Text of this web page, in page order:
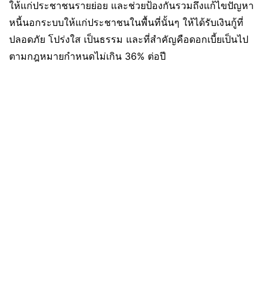
ให้แก่ประชาชนรายย่อย และช่วยป้องกันรวมถึงแก้ไขปัญหา
หนี้นอกระบบให้แก่ประชาชนในพื้นที่นั้นๆ ให้ได้รับเงินกู้ที่
ปลอดภัย โปร่งใส เป็นธรรม และที่สำคัญคือดอกเบี้ยเป็นไป
ตามกฎหมายกำหนดไม่เกิน 36% ต่อปี